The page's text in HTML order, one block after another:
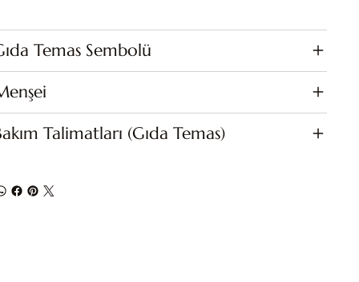
Temas Sembolü
Talimatları (Gıda Temas)